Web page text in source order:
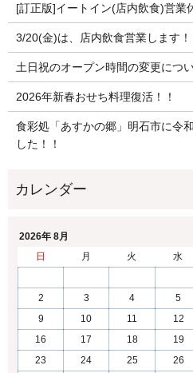
[訂正版]イートイン(店内飲食)営業
3/20(金)は、店内飲食営業します！
土日祝のオープン時間の変更につ
2026年新春おせち料理復活！！
食彩処「あすかの郷」明石市に令
した！！
2026年 8月
日
月 火 水
2
3 4 5
9
10 11 12
16
17 18 19
23
24 25 26